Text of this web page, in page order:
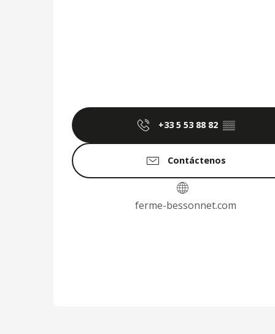
+33 5 53 88 82 ▒▒
Contáctenos
ferme-bessonnet.com